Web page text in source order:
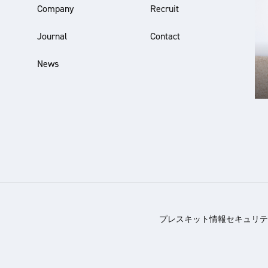
Company
Journal
News
Recruit
Contact
プレスキット情報セキュリ